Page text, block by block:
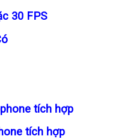
30 FPS
tích hợp
tích hợp